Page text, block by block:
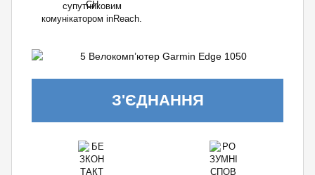
супутниковим
комунікатором inReach.
З'ЄДНАННЯ